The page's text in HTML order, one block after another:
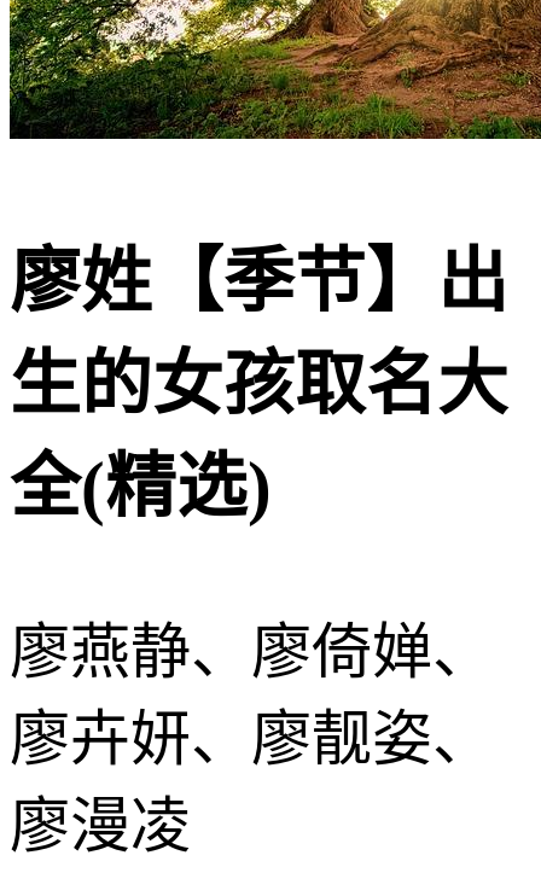
廖姓【季节】出
生的女孩取名大
全(精选)
廖燕静、廖倚婵、
廖卉妍、廖靓姿、
廖漫凌